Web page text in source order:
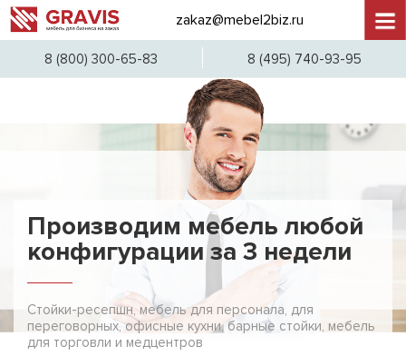
+7
zakaz@mebel2biz.ru
8 (800) 300-65-83 8 (495) 740-93-95
Производим мебель любой
конфигурации за 3 недели
Стойки-ресепшн, мебель для персонала, для
переговорных, офисные кухни, барные стойки, мебель
для торговли и медцентров